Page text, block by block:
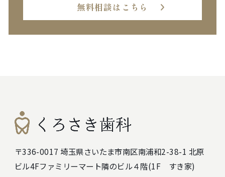
無料相談はこちら
〒336-0017 埼玉県さいたま市南区南浦和2-38-1 北原
ビル4Fファミリーマート隣のビル４階(1F すき家)